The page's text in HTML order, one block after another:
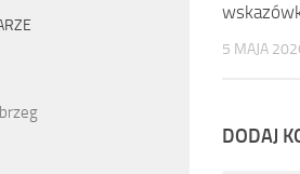
5 MAJA
DODAJ